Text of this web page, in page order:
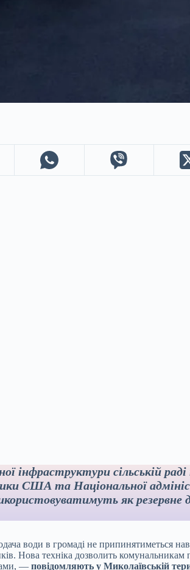
інфраструктури сільській
США та Національної
як
води в громаді не припинятиметься
Нова техніка дозволить комунальникам
— повідомляють у Миколаївській